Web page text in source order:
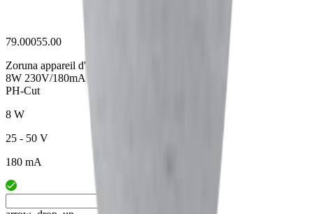
79.00055.00
Zoruna appareil d'aliment
8W 230V/180mA
PH-Cut
8 W
25 - 50 V
180 mA